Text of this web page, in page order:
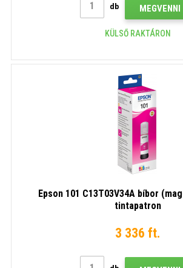
db MEGVENNI
KÜLSŐ RAKTÁRON
Epson 101 C13T03V34A bíbor
tintapatron
3 336 ft.